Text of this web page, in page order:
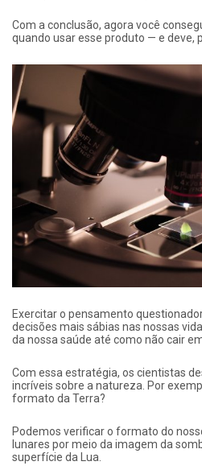
Com a conclusão, agora você
quando usar esse produto — e deve,
Exercitar o pensamento
decisões mais sábias nas nossas
da nossa saúde até como não cair
Com essa estratégia, os cientistas
incríveis sobre a natureza. Por
formato da Terra?
Podemos verificar o formato do
lunares por meio da imagem da
superfície da Lua.